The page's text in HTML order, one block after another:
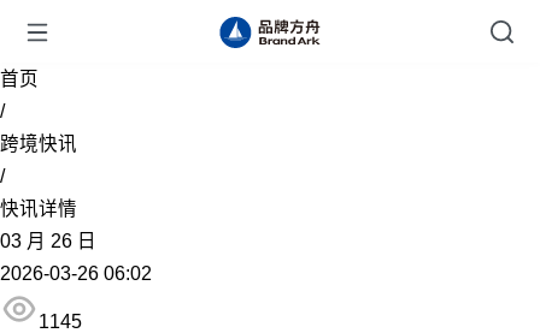
首页
/
跨境快讯
/
快讯详情
03 月 26 日
2026-03-26 06:02
1145